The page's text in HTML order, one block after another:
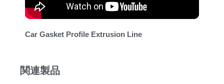
Car Gasket Profile Extrusion Line
関連製品